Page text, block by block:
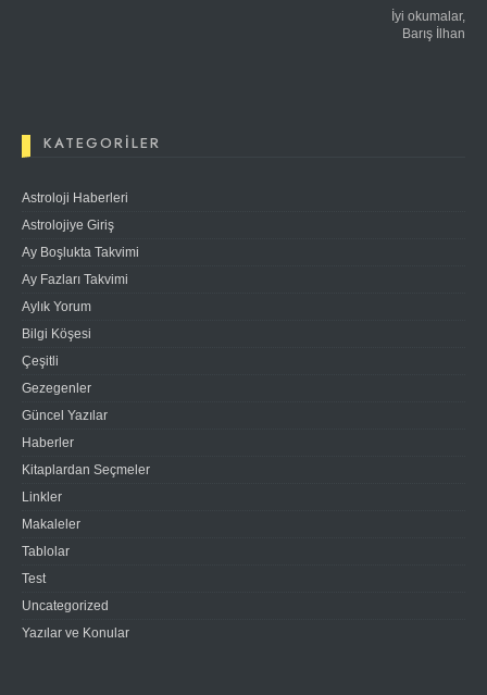
İyi okumalar,
Barış İlhan
KATEGORILER
Astroloji Haberleri
Astrolojiye Giriş
Ay Boşlukta Takvimi
Ay Fazları Takvimi
Aylık Yorum
Bilgi Köşesi
Çeşitli
Gezegenler
Güncel Yazılar
Haberler
Kitaplardan Seçmeler
Linkler
Makaleler
Tablolar
Test
Uncategorized
Yazılar ve Konular